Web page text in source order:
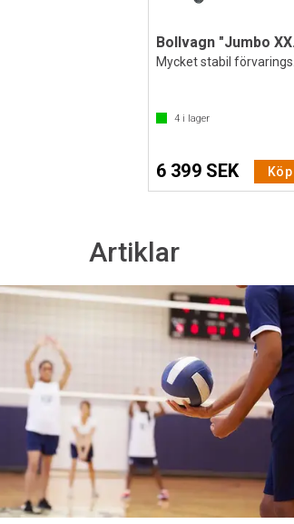
4 i lager
6 399 SEK Köp
Artiklar